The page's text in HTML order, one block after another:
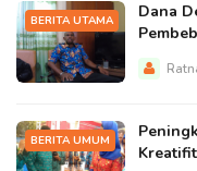
BERITA UTAMA
Dana
BERITA UMUM